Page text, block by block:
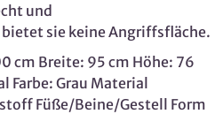
und
sie keine Angriffsfläche.
cm Breite: 95 cm Höhe: 76
Grau Material
Füße/Beine/Gestell Form